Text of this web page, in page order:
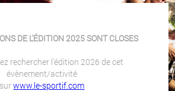
DE L'ÉDITION 2025 SONT CLOSES
rechercher l'édition 2026 de cet
évènement/activité
surwww.le-sportif.com